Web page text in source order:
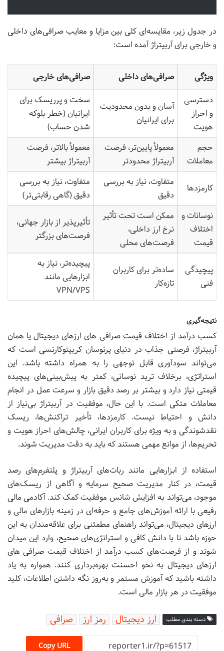
در جدول زیر، مقایسه‌ای کلی بین مزایا و معایب صرافی‌های داخلی
و خارجی برای آربیتراژ آمده است:
ویژگی صرافی‌های داخلی
صرافی‌های خارجی
دسترسی
و احراز
هویت
آسان و بدون محدودیت
برای ایرانیان
سخت و پرریسک برای
ایرانیان (خطر بلوکه
شدن حساب)
حجم
معاملات
معمولاً پایین‌تر، فرصت
آربیتراژ محدودتر
معمولاً بالاتر، فرصت
آربیتراژ بیشتر
کارمزدها
متفاوت، نیاز به بررسی
دقیق
متفاوت، نیاز به بررسی
دقیق (گاهی رقابتی‌تر)
نوسانات و
اختلاف
قیمت
ممکن است تحت تأثیر
نرخ ارز داخلی،
فرصت‌های محلی
تأثیرپذیر از بازار جهانی،
فرصت‌های بزرگتر
پیچیدگی
فنی
ساده‌تر برای کاربران
تازه‌کار
پیچیده‌تر، نیاز به
ابزارهایی مانند
VPN/VPS
نتیجه‌گیری
کسب درآمد از اختلاف قیمت صرافی های ارزهای دیجیتال یا همان
آربیتراژ، فرصتی جذاب در دنیای پرنوسان کریپتوکارنسی است که
می‌تواند سودآوری قابل توجهی را به همراه داشته باشد. این
استراتژی، برخلاف ترید نوسانی، کمتر به پیش‌بینی‌های پیچیده
قیمتی نیاز دارد و بیشتر بر رصد دقیق بازار و سرعت عمل در انجام
معاملات متکی است. با این حال، موفقیت در آربیتراژ بی‌نیاز از
دانش و احتیاط نیست. کارمزدها، تأخیر تراکنش‌ها، ریسک
نقدشوندگی و به ویژه برای کاربران ایرانی، چالش‌های احراز هویت و
تحریم‌ها، از موانع مهمی هستند که باید به دقت مدیریت شوند.
استفاده از ابزارهایی مانند ربات‌های آربیتراژ و پلتفرم‌های رصد
قیمت، در کنار مدیریت صحیح سرمایه و آگاهی از ریسک‌های
موجود، می‌تواند به افزایش شانس موفقیت کمک کند. آکادمی مالی
رفیعی با ارائه آموزش‌های جامع و حرفه‌ای در زمینه بازارهای مالی و
ارزهای دیجیتال، می‌تواند راهنمای مطمئنی برای علاقه‌مندان به این
حوزه باشد تا با دانش کافی و استراتژی‌های صحیح، وارد این میدان
شوند و از فرصت‌های کسب درآمد از اختلاف قیمت صرافی های
ارزهای دیجیتال به نحو احسنت بهره‌برداری کنند. همواره به یاد
داشته باشید که آموزش مستمر و به‌روز نگه داشتن اطلاعات، کلید
موفقیت در هر بازار مالی است.
دسته بندی مطلب ارز دیجیتال رمز ارز صرافی
Copy URL